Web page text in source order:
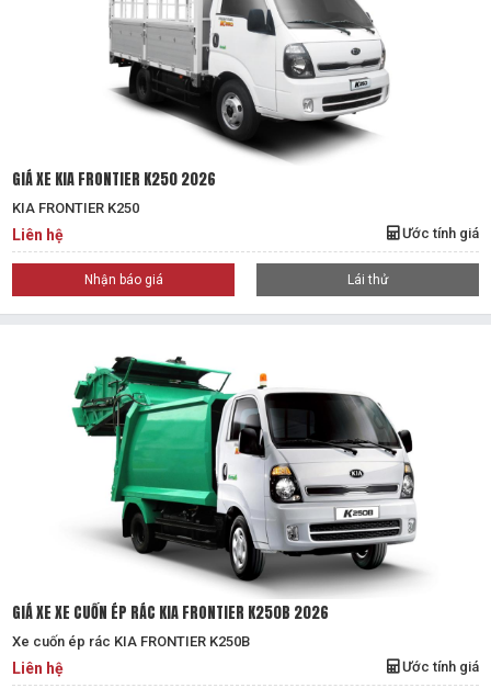
GIÁ XE KIA FRONTIER K250 2026
KIA FRONTIER K250
Liên hệ Ước tính giá
Nhận báo giá Lái thử
GIÁ XE XE CUỐN ÉP RÁC KIA FRONTIER K250B 2026
Xe cuốn ép rác KIA FRONTIER K250B
Liên hệ Ước tính giá